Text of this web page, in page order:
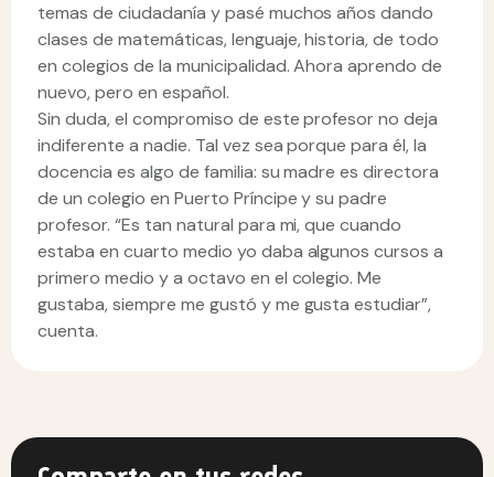
temas de ciudadanía y pasé muchos años dando
clases de matemáticas, lenguaje, historia, de todo
en colegios de la municipalidad. Ahora aprendo de
nuevo, pero en español.
Sin duda, el compromiso de este profesor no deja
indiferente a nadie. Tal vez sea porque para él, la
docencia es algo de familia: su madre es directora
de un colegio en Puerto Príncipe y su padre
profesor. “Es tan natural para mi, que cuando
estaba en cuarto medio yo daba algunos cursos a
primero medio y a octavo en el colegio. Me
gustaba, siempre me gustó y me gusta estudiar”,
cuenta.